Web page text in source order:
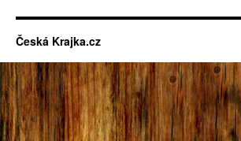
Česká Krajka.cz